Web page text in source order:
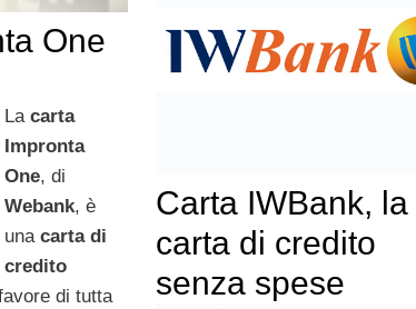
One
Lacarta
Impronta
One, di
Webank, è
unacarta di
credito
di tutta
Carta IWBank, la
carta di credito
senza spese